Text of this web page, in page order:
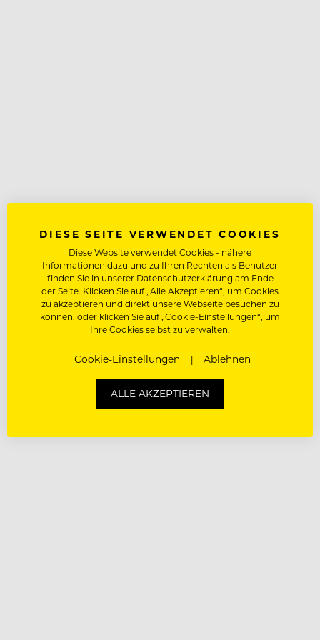
DIESE SEITE VERWENDET COOKIES
Diese Website verwendet Cookies - nähere
Informationen dazu und zu Ihren Rechten als Benutzer
finden Sie in unserer Datenschutzerklärung am Ende
der Seite. Klicken Sie auf „Alle Akzeptieren“, um Cookies
zu akzeptieren und direkt unsere Webseite besuchen zu
können, oder klicken Sie auf „Cookie-Einstellungen“, um
Ihre Cookies selbst zu verwalten.
Cookie-Einstellungen Ablehnen
ALLE AKZEPTIEREN